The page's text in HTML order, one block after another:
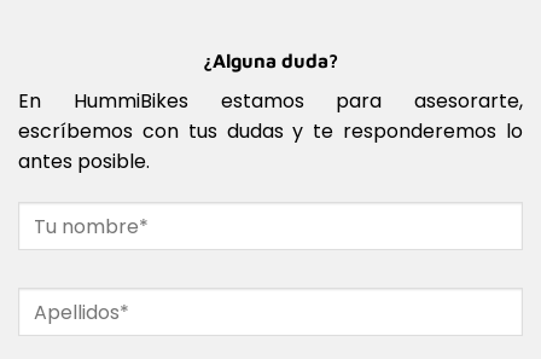
¿Alguna duda?
En HummiBikes estamos para asesorarte,
escríbemos con tus dudas y te responderemos lo
antes posible.